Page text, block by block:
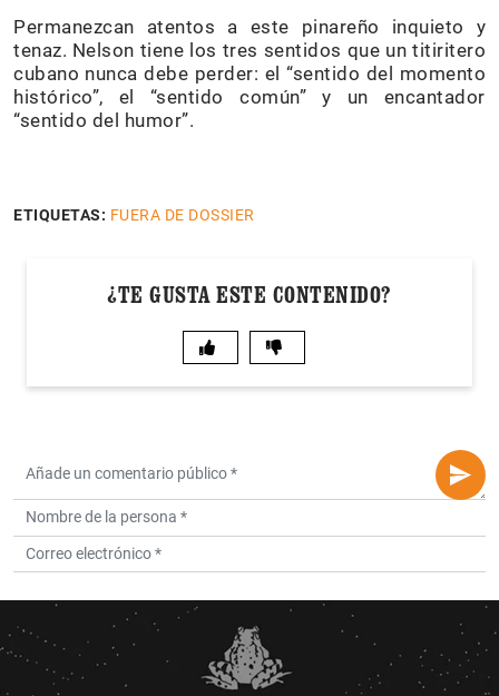
Permanezcan atentos a este pinareño inquieto y
tenaz. Nelson tiene los tres sentidos que un titiritero
cubano nunca debe perder: el “sentido del momento
histórico”, el “sentido común” y un encantador
“sentido del humor”.
ETIQUETAS: FUERA DE DOSSIER
¿TE GUSTA ESTE CONTENIDO?